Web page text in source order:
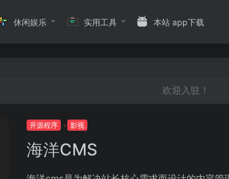
休闲娱乐 实用工具 本站 app下载
欢迎入驻！
开源程序 影视
海洋CMS